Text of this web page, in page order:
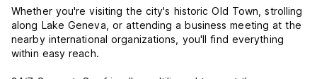
Whether you're visiting the city's historic Old Town, strolling
along Lake Geneva, or attending a business meeting at the
nearby international organizations, you'll find everything
within easy reach.